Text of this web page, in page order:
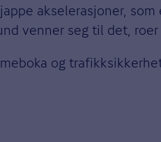
akselerasjoner,
venner seg til det,
og